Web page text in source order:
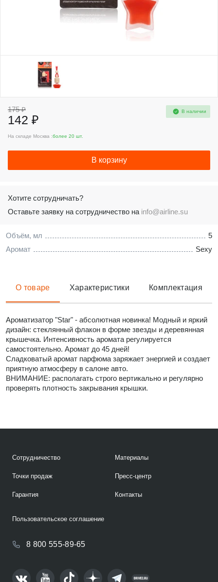
Объём, мл
5
Аромат
Sexy
175 ₽
142 ₽
В наличии
На складе Москва :более 20 шт.
В корзину
Хотите сотрудничать?
Оставьте заявку на сотрудничество на info@airline.su
О товаре Характеристики Комплектация
Ароматизатор "Star" - абсолютная новинка! Модный и яркий
дизайн: стеклянный флакон в форме звезды и деревянная
крышечка. Интенсивность аромата регулируется
самостоятельно. Аромат до 45 дней!
Сладковатый аромат парфюма заряжает энергией и создает
приятную атмосферу в салоне авто.
ВНИМАНИЕ: располагать строго вертикально и регулярно
проверять плотность закрывания крышки.
Сотрудничество
Точки продаж
Гарантия
Материалы
Пресс-центр
Контакты
8 800 555-89-65
Пользовательское соглашение